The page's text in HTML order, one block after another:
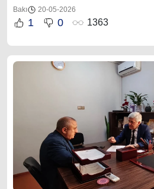
Bakı 20-05-2026
1 0 1363